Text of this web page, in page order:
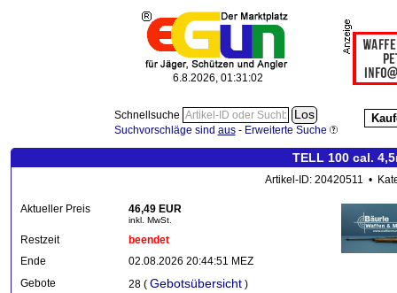
6.8.2026, 01:31:05
Schnellsuche
Suchvorschläge sind aus- Erweiterte Suche
TELL 100 cal.
Artikel-ID: 20420511 •
Aktueller Preis 46,49 EUR
inkl. MwSt.
Restzeit
beendet
Ende
02.08.2026 20:44:51 MEZ
Gebote
28 ( Gebotsübersicht )